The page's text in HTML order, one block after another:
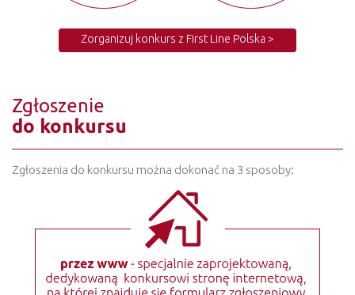
Zorganizuj konkurs z First Line Polska >
Zgłoszenie
do konkursu
Zgłoszenia do konkursu można dokonać na 3 sposoby: